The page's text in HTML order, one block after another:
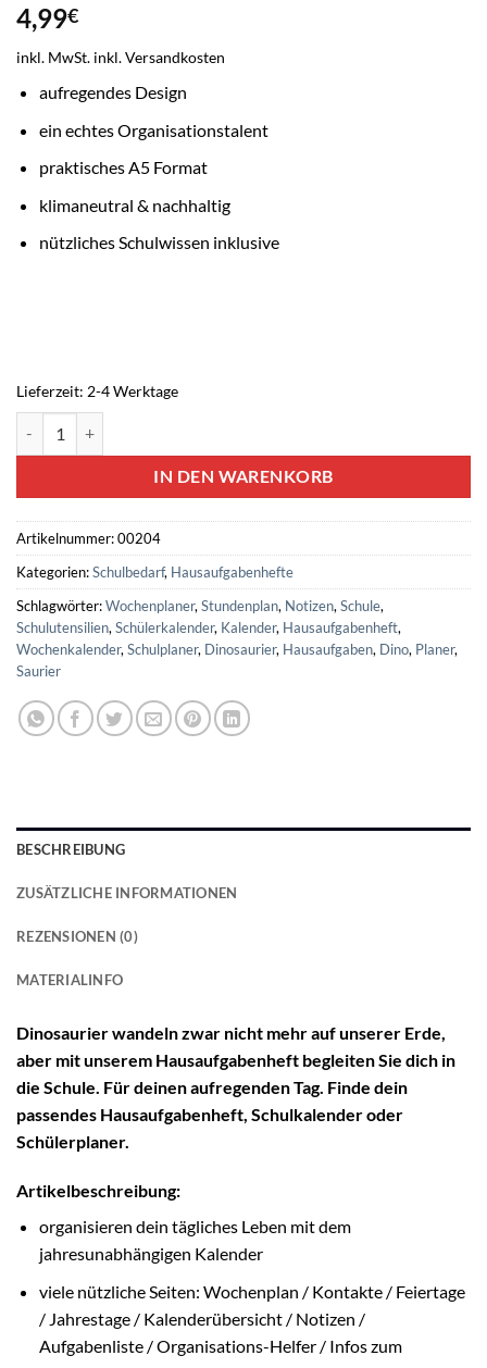
4,99€
inkl. MwSt. inkl. Versandkosten
aufregendes Design
ein echtes Organisationstalent
praktisches A5 Format
klimaneutral & nachhaltig
nützliches Schulwissen inklusive
Lieferzeit: 2-4 Werktage
IN DEN WARENKORB
Artikelnummer:00204
Kategorien:Schulbedarf, Hausaufgabenhefte
Schlagwörter:Wochenplaner, Stundenplan, Notizen, Schule,
Schulutensilien, Schülerkalender, Kalender, Hausaufgabenheft,
Wochenkalender, Schulplaner, Dinosaurier, Hausaufgaben, Dino, Planer,
Saurier
BESCHREIBUNG
ZUSÄTZLICHE INFORMATIONEN
REZENSIONEN (0)
MATERIALINFO
Dinosaurier wandeln zwar nicht mehr auf unserer Erde,
aber mit unserem Hausaufgabenheft begleiten Sie dich in
die Schule. Für deinen aufregenden Tag. Finde dein
passendes Hausaufgabenheft, Schulkalender oder
Schülerplaner.
Artikelbeschreibung:
organisieren dein tägliches Leben mit dem
jahresunabhängigen Kalender
viele nützliche Seiten: Wochenplan / Kontakte / Feiertage
/ Jahrestage / Kalenderübersicht / Notizen /
Aufgabenliste / Organisations-Helfer / Infos zum